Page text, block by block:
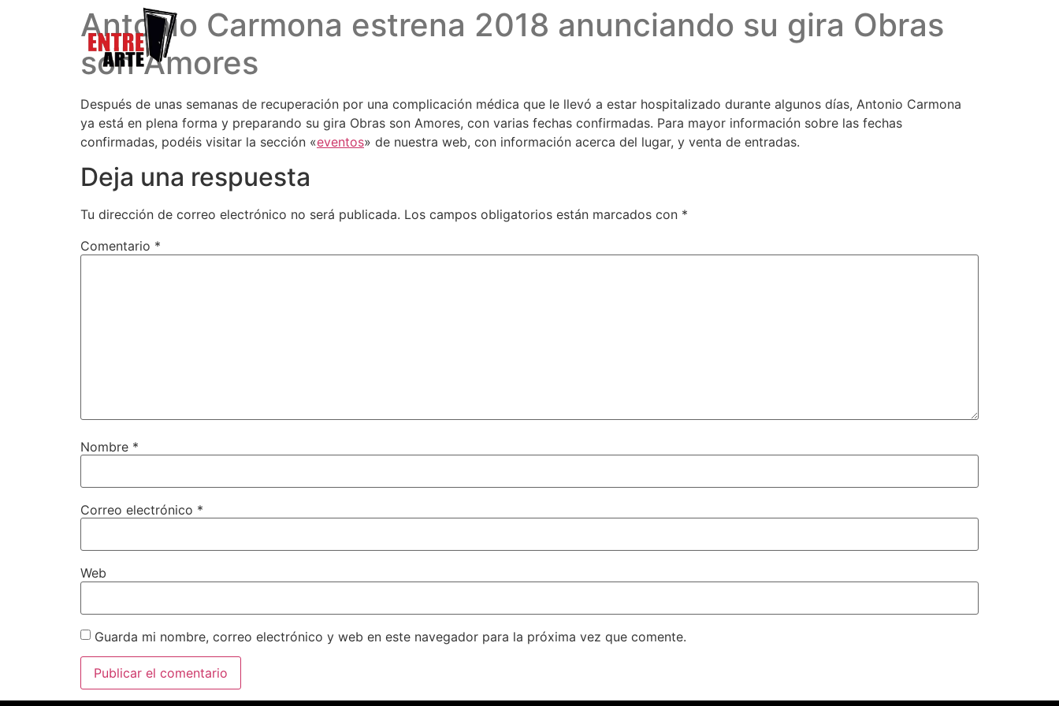
Antonio Carmona estrena 2018 anunciando su gira Obras
son Amores
Después de unas semanas de recuperación por una complicación médica que le llevó a estar hospitalizado durante algunos días, Antonio Carmona
ya está en plena forma y preparando su gira Obras son Amores, con varias fechas confirmadas. Para mayor información sobre las fechas
confirmadas, podéis visitar la sección «eventos» de nuestra web, con información acerca del lugar, y venta de entradas.
Deja una respuesta
Tu dirección de correo electrónico no será publicada. Los campos obligatorios están marcados con *
Comentario *
Nombre *
Correo electrónico *
Web
Guarda mi nombre, correo electrónico y web en este navegador para la próxima vez que comente.